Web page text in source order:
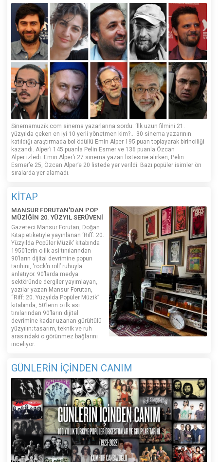
Sinemamuzik.com sinema yazarlarına sordu: ‘İlk uzun filmini 21.
yüzyılda çeken en iyi 10 yerli yönetmen kim?... 30 sinema yazarının
katıldığı araştırmada bol ödüllü Emin Alper 195 puan toplayarak birinciliği
kazandı. Alper’i 145 puanla Pelin Esmer ve 136 puanla Özcan
Alper izledi. Emin Alper'i 27 sinema yazarı listesine alırken, Pelin
Esmer’e 25, Özcan Alper’e 20 listede yer verildi. Bazı popüler isimler ön
sıralarda yer alamadı.
KİTAP
MANSUR FORUTAN'DAN POP
MÜZİĞİN 20. YÜZYIL SERÜVENİ
Gazeteci Mansur Forutan, Doğan
Kitap etiketiyle yayınlanan ‘Riff: 20.
Yüzyılda Popüler Müzik’ kitabında
1950’lerin o ilk asi tınılarından
90’ların dijital devrimine popun
tarihini, 'rock’n roll’ ruhuyla
anlatıyor. 90’larda medya
sektöründe dergiler yayımlayan,
yazılar yazan Mansur Forutan,
“Riff: 20. Yüzyılda Popüler Müzik”
kitabında, 50’lerin o ilk asi
tınılarından 90’ların dijital
devrimine kadar uzanan gürültülü
yüzyılın; tasarım, teknik ve ruh
arasındaki o görünmez bağlarını
inceliyor.
GÜNLERİN İÇİNDEN CANIM